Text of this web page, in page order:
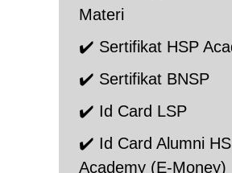
Materi
✔️ Sertifikat HSP
✔️ Sertifikat BNSP
✔️ Id Card LSP
✔️ Id Card Alumni
Academy (E-Money)